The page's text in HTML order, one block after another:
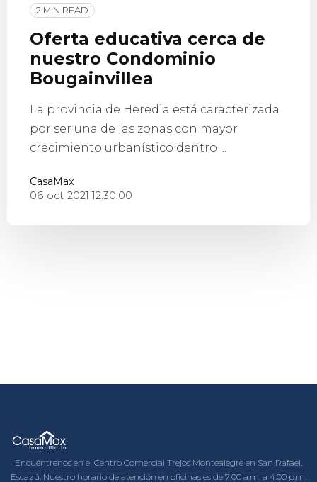
2 MIN READ
Oferta educativa cerca de
nuestro Condominio
Bougainvillea
La provincia de Heredia está caracterizada
por ser una de las zonas con mayor
crecimiento urbanístico dentro ...
CasaMax
06-oct-2021 12:30:00
Encuéntrenos en el Centro Comercial Trejos Montealegre en San Rafael,
Escazú. Nuestro horario de atención en oficinas es de 7:00 a.m. a 4:00 p.m.